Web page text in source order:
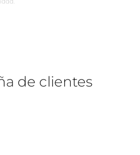
de clientes